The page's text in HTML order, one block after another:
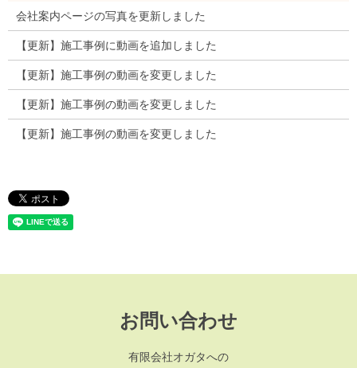
会社案内ページの写真を更新しました
【更新】施工事例に動画を追加しました
【更新】施工事例の動画を変更しました
【更新】施工事例の動画を変更しました
【更新】施工事例の動画を変更しました
お問い合わせ
有限会社オガタへの